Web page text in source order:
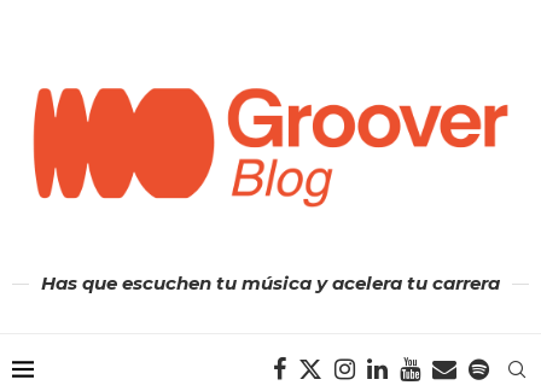
Has que escuchen tu música y acelera tu carrera